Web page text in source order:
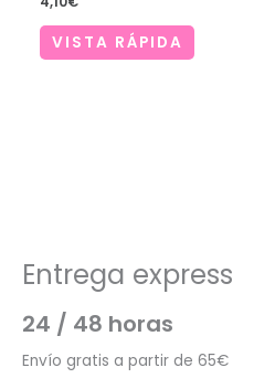
VISTA RÁPIDA
Entrega express
24 / 48 horas
Envío gratis a partir de 65€